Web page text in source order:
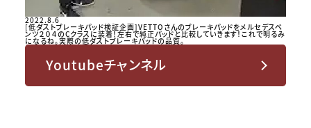
2022.8.6
[低ダストブレーキパッド検証企画]VETTOさんのブレーキパッドをメルセデスベ
ンツ２０４のCクラスに装着！左右で純正パッドと比較していきます！これで明るみ
になるね。実際の低ダストブレーキパッドの品質。
Youtubeチャンネル